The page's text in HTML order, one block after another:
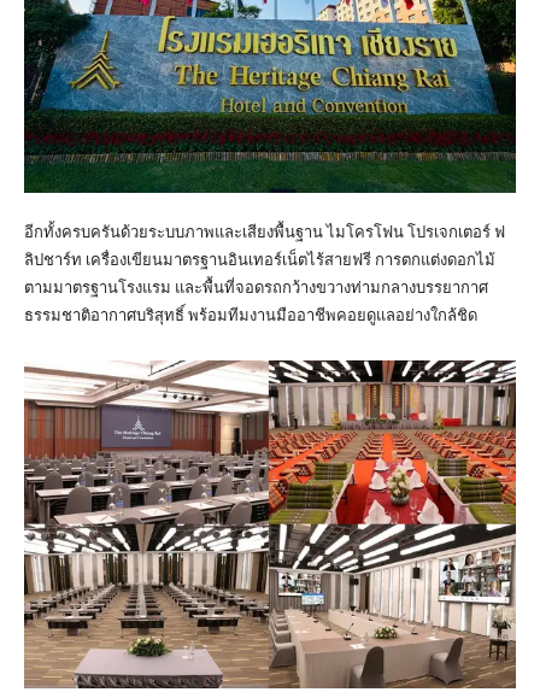
อีกทั้งครบครันด้วยระบบภาพและเสียงพื้นฐาน ไมโครโฟน โปรเจกเตอร์ ฟ
ลิปชาร์ท เครื่องเขียนมาตรฐานอินเทอร์เน็ตไร้สายฟรี การตกแต่งดอกไม้
ตามมาตรฐานโรงแรม และพื้นที่จอดรถกว้างขวางท่ามกลางบรรยากาศ
ธรรมชาติอากาศบริสุทธิ์ พร้อมทีมงานมืออาชีพคอยดูแลอย่างใกล้ชิด